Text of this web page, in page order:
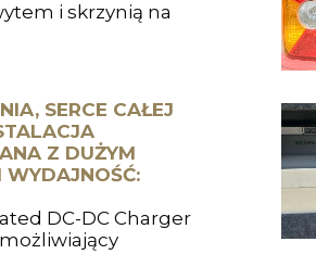
i skrzynią na
SERCE CAŁEJ
Z DUŻYM
WYDAJNOŚĆ:
DC-DC Charger